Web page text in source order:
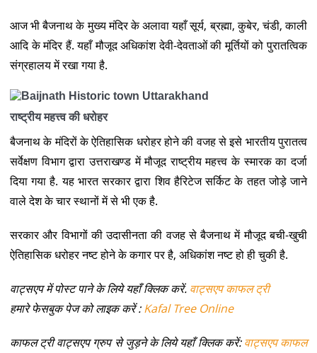
आज भी बैजनाथ के मुख्य मंदिर के अलावा यहाँ सूर्य, ब्रह्मा, कुबेर, चंडी, काली
आदि के मंदिर हैं. यहाँ मौजूद अधिकांश देवी-देवताओं की मूर्तियों को पुरातत्विक
संग्रहालय में रखा गया है.
राष्ट्रीय महत्त्व की धरोहर
बैजनाथ के मंदिरों के ऐतिहासिक धरोहर होने की वजह से इसे भारतीय पुरातत्व
सर्वेक्षण विभाग द्वारा उत्तराखण्ड में मौजूद राष्ट्रीय महत्त्व के स्मारक का दर्जा
दिया गया है. यह भारत सरकार द्वारा शिव हैरिटेज सर्किट के तहत जोड़े जाने
वाले देश के चार स्थानों में से भी एक है.
सरकार और विभागों की उदासीनता की वजह से बैजनाथ में मौजूद बची-खुची
ऐतिहासिक धरोहर नष्ट होने के कगार पर है, अधिकांश नष्ट हो ही चुकी है.
वाट्सएप में पोस्ट पाने के लिये यहाँ क्लिक करें. वाट्सएप काफल ट्री
हमारे फेसबुक पेज को लाइक करें :Kafal Tree Online
काफल ट्री वाट्सएप ग्रुप से जुड़ने के लिये यहाँ क्लिक करें:वाट्सएप काफल